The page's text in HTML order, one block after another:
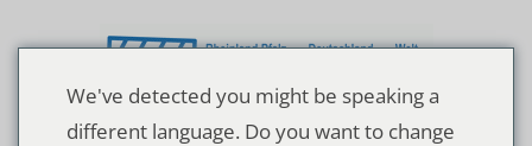
Inhalt
We've detected you might be speaking a
different language. Do you want to change